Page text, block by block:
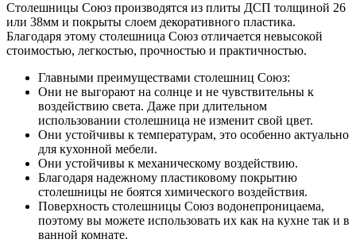
Столешницы Союз производятся из плиты ДСП толщиной 26
или 38мм и покрыты слоем декоративного пластика.
Благодаря этому столешница Союз отличается невысокой
стоимостью, легкостью, прочностью и практичностью.
Главными преимуществами столешниц Союз:
Они не выгорают на солнце и не чувствительны к
воздействию света. Даже при длительном
использовании столешница не изменит свой цвет.
Они устойчивы к температурам, это особенно актуально
для кухонной мебели.
Они устойчивы к механическому воздействию.
Благодаря надежному пластиковому покрытию
столешницы не боятся химического воздействия.
Поверхность столешницы Союз водонепроницаема,
поэтому вы можете использовать их как на кухне так и в
ванной комнате.